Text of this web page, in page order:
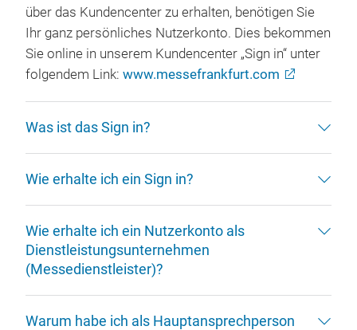
über das Kundencenter zu erhalten, benötigen Sie
Ihr ganz persönliches Nutzerkonto. Dies bekommen
Sie online in unserem Kundencenter „Sign in“ unter
folgendem Link: www.messefrankfurt.com
Was ist das Sign in?
Wie erhalte ich ein Sign in?
Wie erhalte ich ein Nutzerkonto als
Dienstleistungsunternehmen
(Messedienstleister)?
Warum habe ich als Hauptansprechperson